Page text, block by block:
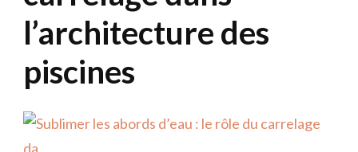
l’architecture des
piscines